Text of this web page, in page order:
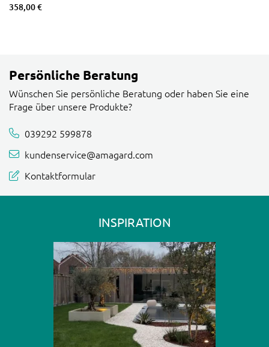
358,00 €
Persönliche Beratung
Wünschen Sie persönliche Beratung oder haben Sie eine
Frage über unsere Produkte?
039292 599878
kundenservice@amagard.com
Kontaktformular
INSPIRATION